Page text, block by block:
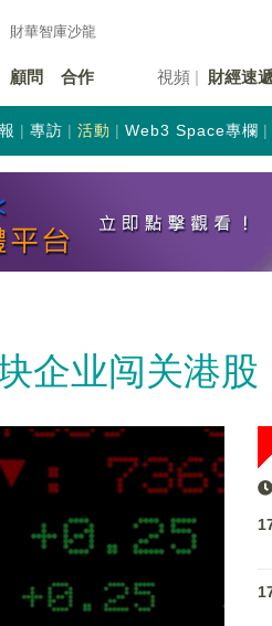
財華智庫沙龍
顧問 合作 視頻 財經速遞
專訪 活動 Web3 Space專欄
企业闯关港股